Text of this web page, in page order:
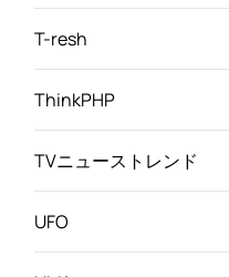
T-resh
ThinkPHP
TVニューストレンド
UFO